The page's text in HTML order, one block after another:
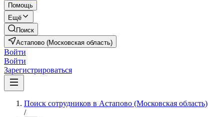
Помощь
Ещё
Поиск
Астапово (Московская область)
Войти
Войти
Зарегистрироваться
Поиск сотрудников в Астапово (Московская область)
/